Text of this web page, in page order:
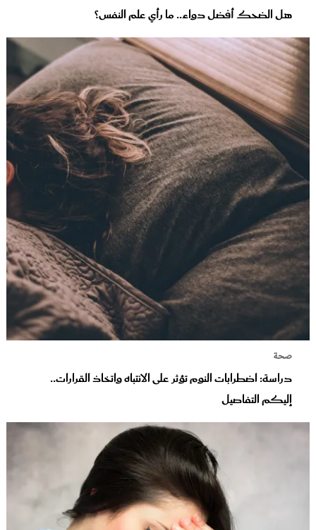
هل الضحك أفضل دواء.. ما رأي علم النفس؟
صحة
دراسة: اضطرابات النوم تؤثر على الانتباه واتخاذ القرارات..
إليكم التفاصيل